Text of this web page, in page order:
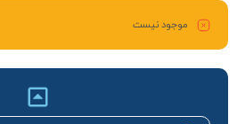
موجود نیست